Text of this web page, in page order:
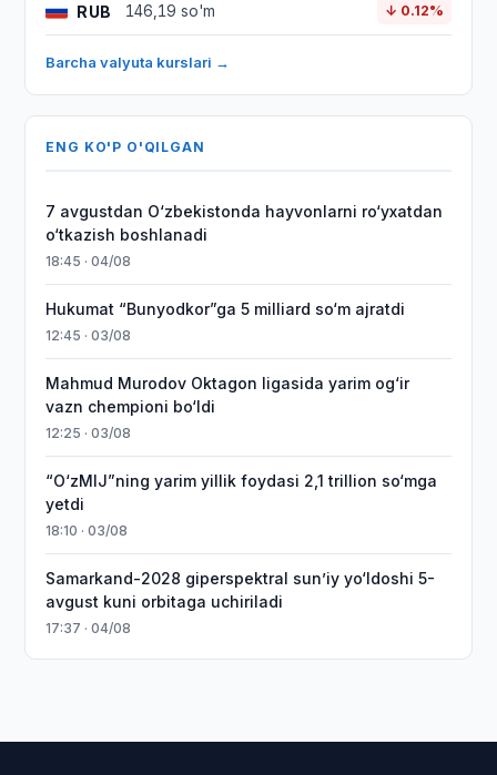
RUB 146,19 so'm ↓ 0.12%
Barcha valyuta kurslari →
ENG KO'P O'QILGAN
7 avgustdan O‘zbekistonda hayvonlarni ro‘yxatdan
o‘tkazish boshlanadi
18:45 · 04/08
Hukumat “Bunyodkor”ga 5 milliard so‘m ajratdi
12:45 · 03/08
Mahmud Murodov Oktagon ligasida yarim og‘ir
vazn chempioni bo‘ldi
12:25 · 03/08
“O‘zMIJ”ning yarim yillik foydasi 2,1 trillion so‘mga
yetdi
18:10 · 03/08
Samarkand-2028 giperspektral sun’iy yo‘ldoshi 5-
avgust kuni orbitaga uchiriladi
17:37 · 04/08